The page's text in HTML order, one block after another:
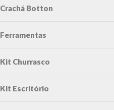
Crachá Botton
Ferramentas
Kit Churrasco
Kit Escritório